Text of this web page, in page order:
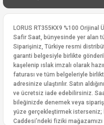
LORUS RT355KX9 %100
Safir Saat, bünyesinde yer alan
Siparişiniz, Türkiye resmi
garanti belgesiyle birlikte
kaşelenip ıslak imzalı olarak
faturası ve tüm belgeleriyle
adresinize ulaştırılır. Satın
ve ücretsiz iade edebilirsiniz.
bileğinizde denemek veya
yüze gerçekleştirmek isterseniz;
Caddesi’ndeki fiziki